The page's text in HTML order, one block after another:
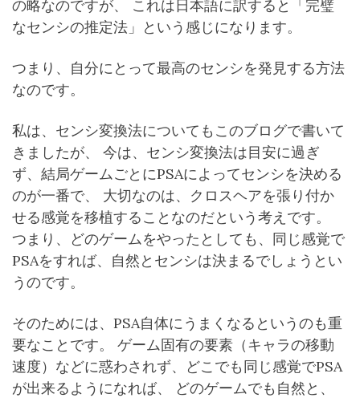
の略なのですが、 これは日本語に訳すると「完璧
なセンシの推定法」という感じになります。
つまり、自分にとって最高のセンシを発見する方法
なのです。
私は、センシ変換法についてもこのブログで書いて
きましたが、 今は、センシ変換法は目安に過ぎ
ず、結局ゲームごとにPSAによってセンシを決める
のが一番で、 大切なのは、クロスヘアを張り付か
せる感覚を移植することなのだという考えです。
つまり、どのゲームをやったとしても、同じ感覚で
PSAをすれば、自然とセンシは決まるでしょうとい
うのです。
そのためには、PSA自体にうまくなるというのも重
要なことです。 ゲーム固有の要素（キャラの移動
速度）などに惑わされず、どこでも同じ感覚でPSA
が出来るようになれば、 どのゲームでも自然と、